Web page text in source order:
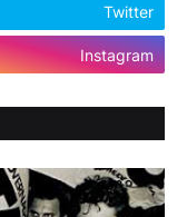
Twitter
Instagram